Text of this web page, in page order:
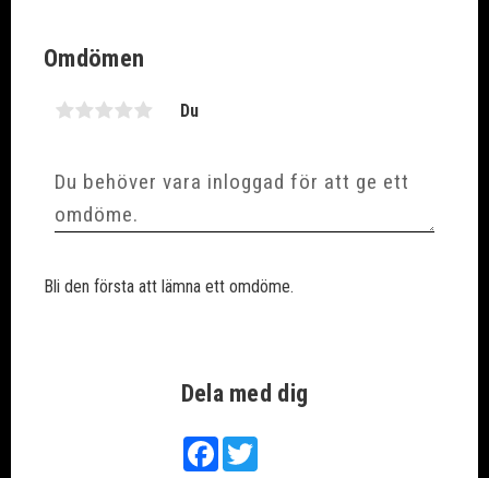
Dela med dig
FacebookTwitter
Omdömen
Du
Bli den första att lämna ett omdöme.